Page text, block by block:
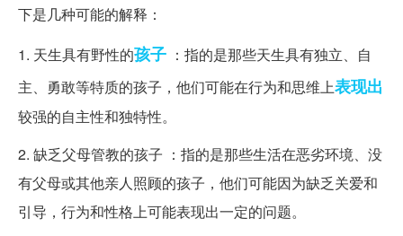
下是几种可能的解释：
1. 天生具有野性的孩子 ：指的是那些天生具有独立、自
主、勇敢等特质的孩子，他们可能在行为和思维上表现出
较强的自主性和独特性。
2. 缺乏父母管教的孩子 ：指的是那些生活在恶劣环境、没
有父母或其他亲人照顾的孩子，他们可能因为缺乏关爱和
引导，行为和性格上可能表现出一定的问题。